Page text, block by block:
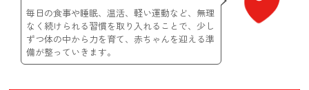
毎日の食事や睡眠、温活、軽い運動など、無理
なく続けられる習慣を取り入れることで、少し
ずつ体の中から力を育て、赤ちゃんを迎える準
備が整っていきます。